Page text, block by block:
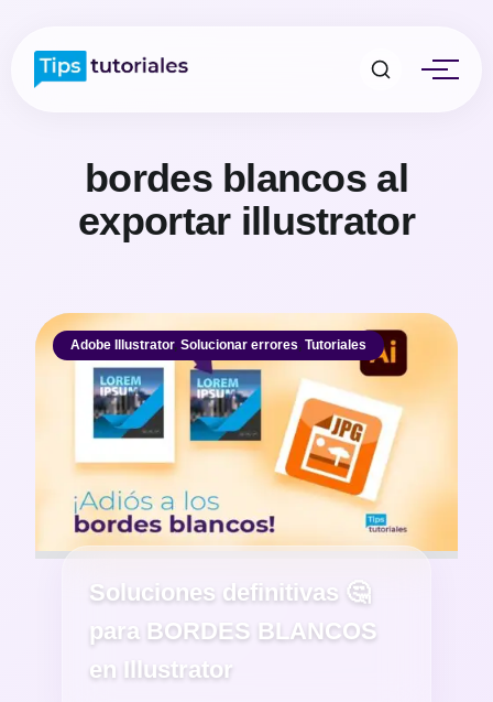
bordes blancos al
exportar illustrator
Adobe Illustrator, Solucionar errores, Tutoriales
Soluciones definitivas 🤔
para BORDES BLANCOS
en Illustrator